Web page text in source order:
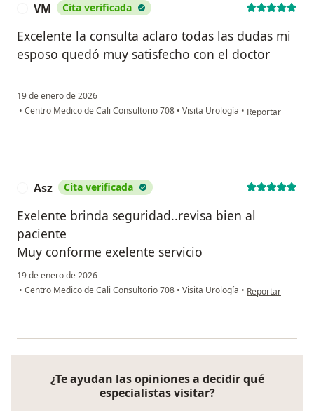
VM Cita verificada
Excelente la consulta aclaro todas las dudas mi
esposo quedó muy satisfecho con el doctor
19 de enero de 2026
• Centro Medico de Cali Consultorio 708 • Visita Urología • en opinión del
Reportar
Asz Cita verificada
Exelente brinda seguridad..revisa bien al
paciente
Muy conforme exelente servicio
19 de enero de 2026
• Centro Medico de Cali Consultorio 708 • Visita Urología • en opinión del
Reportar
¿Te ayudan las opiniones a decidir qué
especialistas visitar?